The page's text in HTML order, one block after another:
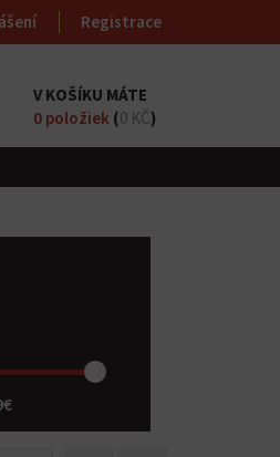
Registrace
V KOŠÍKU MÁTE
0 položiek (0 KČ)